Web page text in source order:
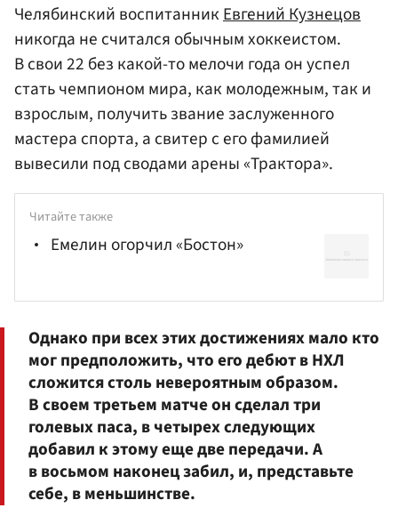
Челябинский воспитанникЕвгений Кузнецов
никогда не считался обычным хоккеистом.
В свои 22 без какой-то мелочи года он успел
стать чемпионом мира, как молодежным, так и
взрослым, получить звание заслуженного
мастера спорта, а свитер с его фамилией
вывесили под сводами арены «Трактора».
Читайте также
Емелин огорчил «Бостон»
Однако при всех этих достижениях мало кто
мог предположить, что его дебют в НХЛ
сложится столь невероятным образом.
В своем третьем матче он сделал три
голевых паса, в четырех следующих
добавил к этому еще две передачи. А
в восьмом наконец забил, и, представьте
себе, в меньшинстве.